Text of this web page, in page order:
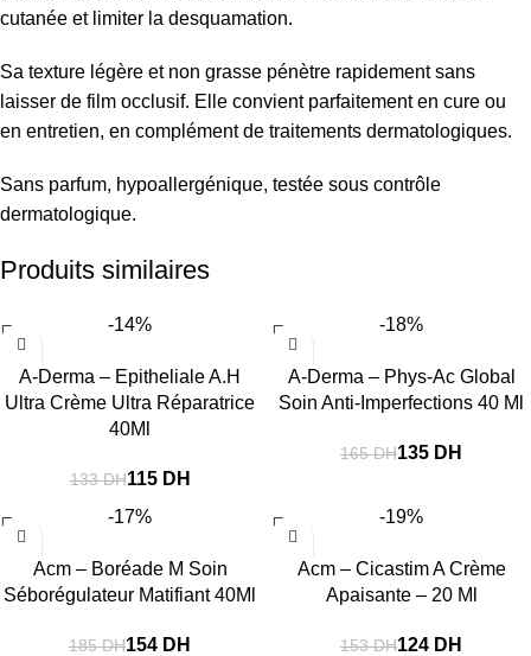
cutanée et limiter la desquamation.
Sa texture légère et non grasse pénètre rapidement sans
laisser de film occlusif. Elle convient parfaitement en cure ou
en entretien, en complément de traitements dermatologiques.
Sans parfum, hypoallergénique, testée sous contrôle
dermatologique.
Produits similaires
-14%
A-Derma – Epitheliale A.H
Ultra Crème Ultra Réparatrice
40Ml
133DH115 DH
-18%
A-Derma – Phys-Ac Global
Soin Anti-Imperfections 40 Ml
165DH135 DH
-17%
Acm – Boréade M Soin
Séborégulateur Matifiant 40Ml
185DH154 DH
-19%
Acm – Cicastim A Crème
Apaisante – 20 Ml
153DH124 DH